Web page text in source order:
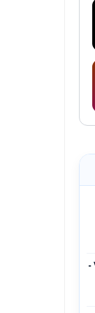
جوال فيفو T2 برو Vivo T2 Pro 5G –